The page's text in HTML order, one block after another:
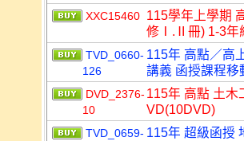
XXC15460 115學年上學期
修Ⅰ.Ⅱ冊) 1-3年
TVD_0660-
126
115年 高點／高
講義 函授課程移
DVD_2376-
10
115年 高點 土木
VD(10DVD)
TVD_0659- 115年 超級函授